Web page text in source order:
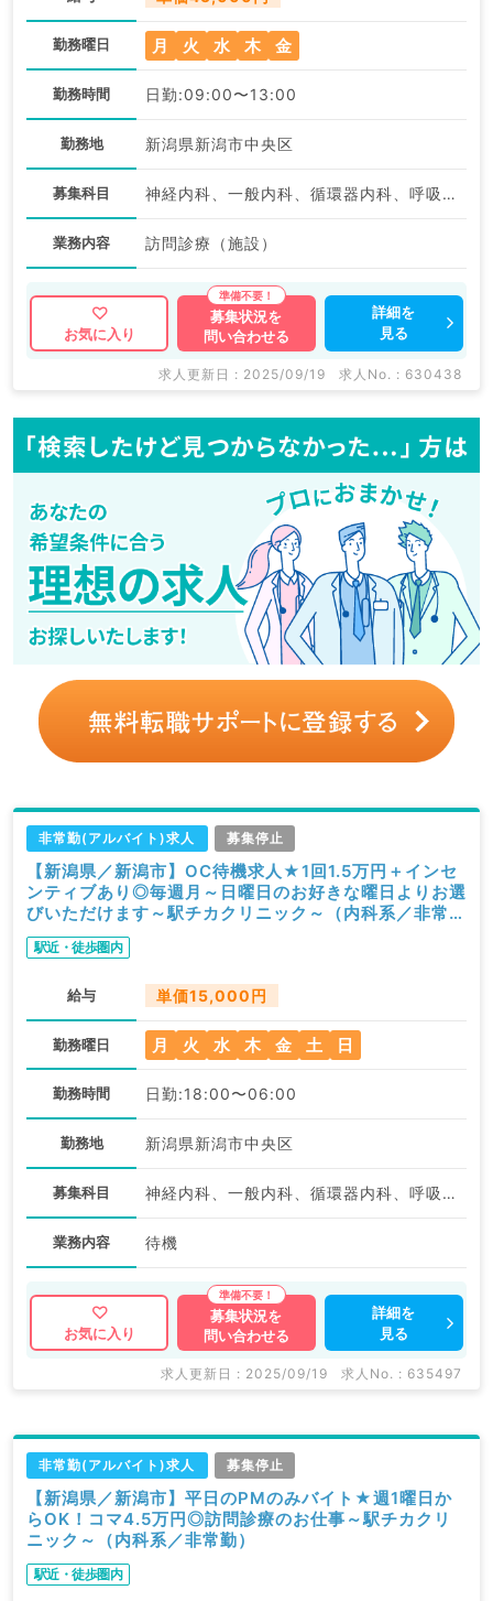
勤務曜日 月 火 水 木 金
勤務時間 日勤:09:00〜13:00
勤務地 新潟県新潟市中央区
募集科目 神経内科、一般内科、循環器内科、呼吸器内科、消化器内科、内分泌・代謝内科、腎臓内科、老年内科、外科系全般、一般外科
業務内容 訪問診療（施設）
お気に入り
募集状況を
問い合わせる
詳細を
見る
求人更新日 : 2025/09/19 求人No. : 630438
非常勤(アルバイト)求人 募集停止
【新潟県／新潟市】OC待機求人★1回1.5万円＋インセ
ンティブあり◎毎週月～日曜日のお好きな曜日よりお選
びいただけます～駅チカクリニック～（内科系／非常
勤）
駅近・徒歩圏内
給与 単価15,000円
勤務曜日 月 火 水 木 金 土 日
勤務時間 日勤:18:00〜06:00
勤務地 新潟県新潟市中央区
募集科目 神経内科、一般内科、循環器内科、呼吸器内科、消化器内科、内分泌・代謝内科、腎臓内科、老年内科、外科系全般、一般外科
業務内容 待機
お気に入り
募集状況を
問い合わせる
詳細を
見る
求人更新日 : 2025/09/19 求人No. : 635497
非常勤(アルバイト)求人 募集停止
【新潟県／新潟市】平日のPMのみバイト★週1曜日か
らOK！コマ4.5万円◎訪問診療のお仕事～駅チカクリ
ニック～（内科系／非常勤）
駅近・徒歩圏内